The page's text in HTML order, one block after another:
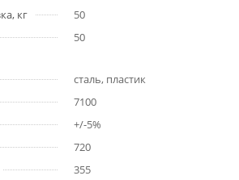
кг
50
50
сталь, пластик
7100
+/-5%
720
355